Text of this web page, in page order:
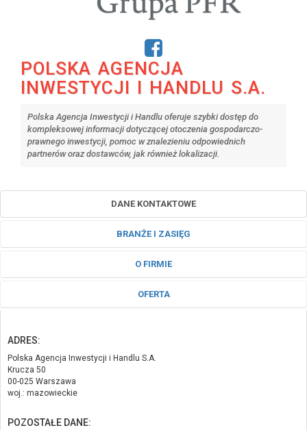
POLSKA AGENCJA
INWESTYCJI I HANDLU S.A.
Polska Agencja Inwestycji i Handlu oferuje szybki dostęp do
kompleksowej informacji dotyczącej otoczenia gospodarczo-
prawnego inwestycji, pomoc w znalezieniu odpowiednich
partnerów oraz dostawców, jak również lokalizacji.
DANE KONTAKTOWE
BRANŻE I ZASIĘG
O FIRMIE
OFERTA
ADRES:
Polska Agencja Inwestycji i Handlu S.A.
Krucza 50
00-025 Warszawa
woj.: mazowieckie
POZOSTAŁE DANE: